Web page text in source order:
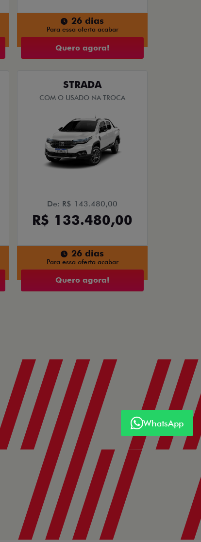
26 dias
Para essa oferta acabar
Quero agora!
STRADA
COM O USADO NA TROCA
De: R$ 143.480,00
R$ 133.480,00
26 dias
Para essa oferta acabar
Quero agora!
WhatsApp